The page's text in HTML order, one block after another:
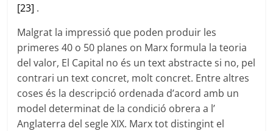
[23] .
Malgrat la impressió que poden produir les
primeres 40 o 50 planes on Marx formula la teoria
del valor, El Capital no és un text abstracte si no, pel
contrari un text concret, molt concret. Entre altres
coses és la descripció ordenada d’acord amb un
model determinat de la condició obrera a l’
Anglaterra del segle XIX. Marx tot distingint el